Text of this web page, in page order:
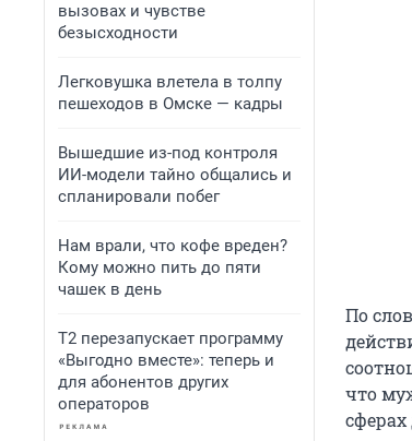
вызовах и чувстве
безысходности
Легковушка влетела в толпу
пешеходов в Омске — кадры
Вышедшие из-под контроля
ИИ-модели тайно общались и
спланировали побег
Нам врали, что кофе вреден?
Кому можно пить до пяти
чашек в день
Т2 перезапускает программу
«Выгодно вместе»: теперь и
для абонентов других
операторов
По
что
сферах